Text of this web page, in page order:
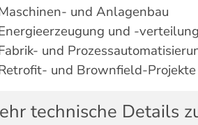
und Anlagenbau
und -verteilung
und
und Brownfield-Projekte
technische Details